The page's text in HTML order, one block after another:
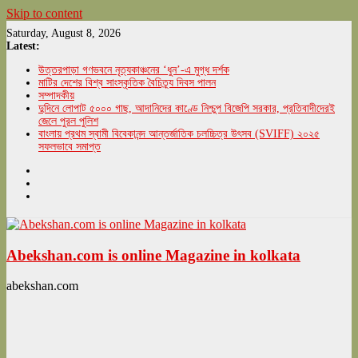
Skip to content
Saturday, August 8, 2026
Latest:
উত্তরপাড়া গণভবনে নৃত্যকাঞ্চনের ‘ধুন’-এ মুগ্ধ দর্শক
মাটির দেশের বিশ্ব সাংস্কৃতিক বৈচিত্র্য দিবস পালন
সম্পাদকীয়
দুদিনে লোপাট ৫০০০ গাছ, আদানিদের কাণ্ডে নিশ্চুপ বিজেপি সরকার, প্রতিবাদীদেরই
জেলে পুরল পুলিশ
বাংলায় প্রথম স্বামী বিবেকানন্দ আন্তর্জাতিক চলচ্চিত্র উৎসব (SVIFF) ২০২৫
সফলভাবে সমাপ্ত
Abekshan.com is online Magazine in kolkata
abekshan.com